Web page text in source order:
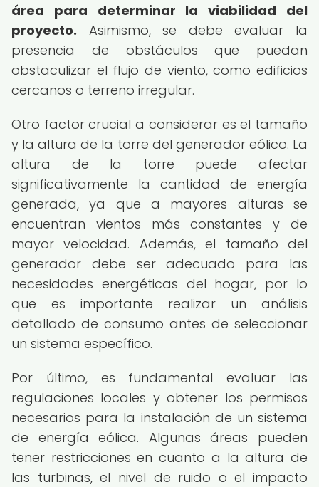
área para determinar la viabilidad del
proyecto. Asimismo, se debe evaluar la
presencia de obstáculos que puedan
obstaculizar el flujo de viento, como edificios
cercanos o terreno irregular.
Otro factor crucial a considerar es el tamaño
y la altura de la torre del generador eólico. La
altura de la torre puede afectar
significativamente la cantidad de energía
generada, ya que a mayores alturas se
encuentran vientos más constantes y de
mayor velocidad. Además, el tamaño del
generador debe ser adecuado para las
necesidades energéticas del hogar, por lo
que es importante realizar un análisis
detallado de consumo antes de seleccionar
un sistema específico.
Por último, es fundamental evaluar las
regulaciones locales y obtener los permisos
necesarios para la instalación de un sistema
de energía eólica. Algunas áreas pueden
tener restricciones en cuanto a la altura de
las turbinas, el nivel de ruido o el impacto